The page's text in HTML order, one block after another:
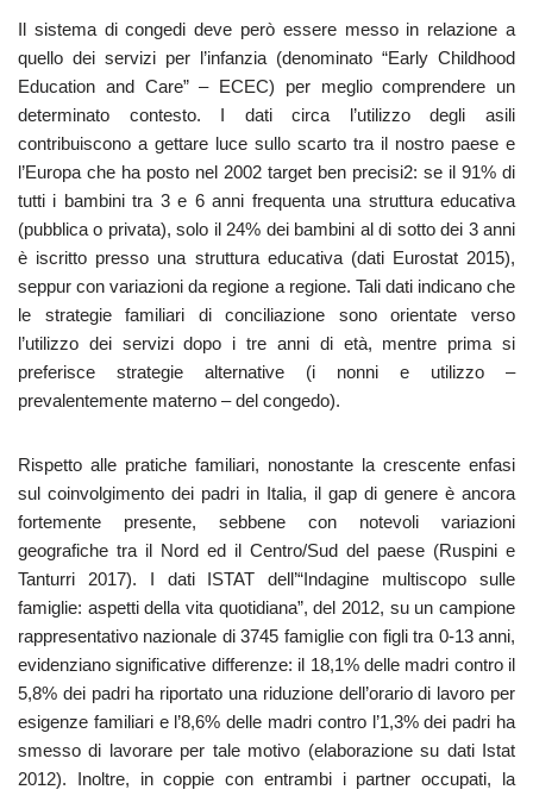
Il sistema di congedi deve però essere messo in relazione a
quello dei servizi per l’infanzia (denominato “Early Childhood
Education and Care” – ECEC) per meglio comprendere un
determinato contesto. I dati circa l’utilizzo degli asili
contribuiscono a gettare luce sullo scarto tra il nostro paese e
l’Europa che ha posto nel 2002 target ben precisi2: se il 91% di
tutti i bambini tra 3 e 6 anni frequenta una struttura educativa
(pubblica o privata), solo il 24% dei bambini al di sotto dei 3 anni
è iscritto presso una struttura educativa (dati Eurostat 2015),
seppur con variazioni da regione a regione. Tali dati indicano che
le strategie familiari di conciliazione sono orientate verso
l’utilizzo dei servizi dopo i tre anni di età, mentre prima si
preferisce strategie alternative (i nonni e utilizzo ‒
prevalentemente materno ‒ del congedo).
Rispetto alle pratiche familiari, nonostante la crescente enfasi
sul coinvolgimento dei padri in Italia, il gap di genere è ancora
fortemente presente, sebbene con notevoli variazioni
geografiche tra il Nord ed il Centro/Sud del paese (Ruspini e
Tanturri 2017). I dati ISTAT dell’“Indagine multiscopo sulle
famiglie: aspetti della vita quotidiana”, del 2012, su un campione
rappresentativo nazionale di 3745 famiglie con figli tra 0-13 anni,
evidenziano significative differenze: il 18,1% delle madri contro il
5,8% dei padri ha riportato una riduzione dell’orario di lavoro per
esigenze familiari e l’8,6% delle madri contro l’1,3% dei padri ha
smesso di lavorare per tale motivo (elaborazione su dati Istat
2012). Inoltre, in coppie con entrambi i partner occupati, la